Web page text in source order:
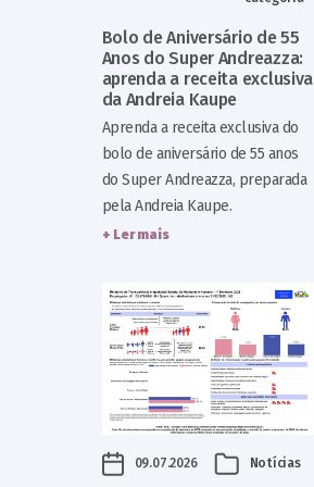
Bolo de Aniversário de 55
Anos do Super Andreazza:
aprenda a receita exclusiva
da Andreia Kaupe
Aprenda a receita exclusiva do
bolo de aniversário de 55 anos
do Super Andreazza, preparada
pela Andreia Kaupe.
+ Ler mais
09.07.2026 Notícias